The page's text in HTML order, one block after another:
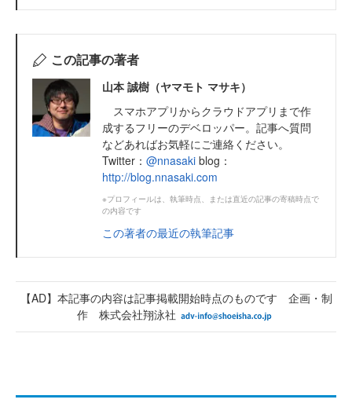
この記事の著者
山本 誠樹（ヤマモト マサキ）
スマホアプリからクラウドアプリまで作
成するフリーのデベロッパー。記事へ質問
などあればお気軽にご連絡ください。
Twitter： @nnasaki blog：
http://blog.nnasaki.com
※プロフィールは、執筆時点、または直近の記事の寄稿時点で
の内容です
この著者の最近の執筆記事
【AD】本記事の内容は記事掲載開始時点のものです 企画・制
作 株式会社翔泳社